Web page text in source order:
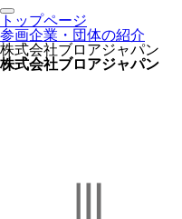
トップページ
参画企業・団体の紹介
株式会社ブロアジャパン
株式会社ブロアジャパン